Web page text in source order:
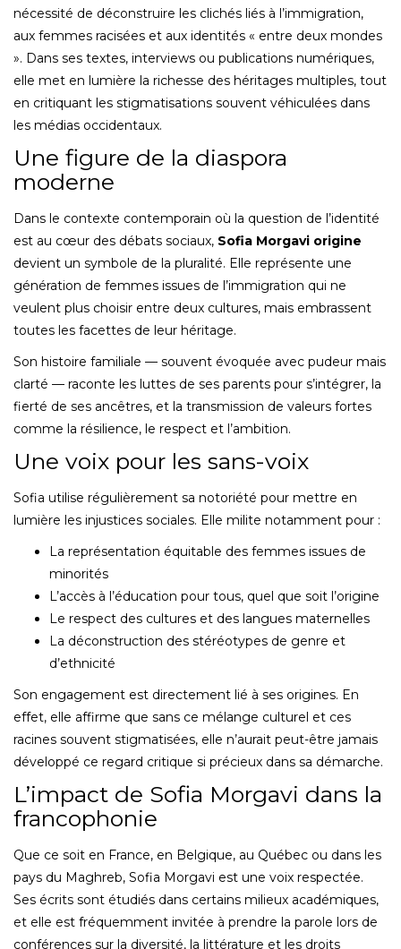
nécessité de déconstruire les clichés liés à l’immigration,
aux femmes racisées et aux identités « entre deux mondes
». Dans ses textes, interviews ou publications numériques,
elle met en lumière la richesse des héritages multiples, tout
en critiquant les stigmatisations souvent véhiculées dans
les médias occidentaux.
Une figure de la diaspora
moderne
Dans le contexte contemporain où la question de l’identité
est au cœur des débats sociaux, Sofia Morgavi origine
devient un symbole de la pluralité. Elle représente une
génération de femmes issues de l’immigration qui ne
veulent plus choisir entre deux cultures, mais embrassent
toutes les facettes de leur héritage.
Son histoire familiale — souvent évoquée avec pudeur mais
clarté — raconte les luttes de ses parents pour s’intégrer, la
fierté de ses ancêtres, et la transmission de valeurs fortes
comme la résilience, le respect et l’ambition.
Une voix pour les sans-voix
Sofia utilise régulièrement sa notoriété pour mettre en
lumière les injustices sociales. Elle milite notamment pour :
La représentation équitable des femmes issues de
minorités
L’accès à l’éducation pour tous, quel que soit l’origine
Le respect des cultures et des langues maternelles
La déconstruction des stéréotypes de genre et
d’ethnicité
Son engagement est directement lié à ses origines. En
effet, elle affirme que sans ce mélange culturel et ces
racines souvent stigmatisées, elle n’aurait peut-être jamais
développé ce regard critique si précieux dans sa démarche.
L’impact de Sofia Morgavi dans la
francophonie
Que ce soit en France, en Belgique, au Québec ou dans les
pays du Maghreb, Sofia Morgavi est une voix respectée.
Ses écrits sont étudiés dans certains milieux académiques,
et elle est fréquemment invitée à prendre la parole lors de
conférences sur la diversité, la littérature et les droits